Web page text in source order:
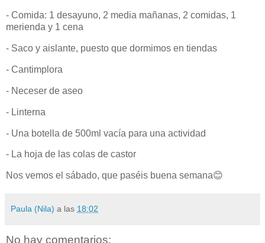
- Comida: 1 desayuno, 2 media mañanas, 2 comidas, 1
merienda y 1 cena
- Saco y aislante, puesto que dormimos en tiendas
- Cantimplora
- Neceser de aseo
- Linterna
- Una botella de 500ml vacía para una actividad
- La hoja de las colas de castor
Nos vemos el sábado, que paséis buena semana😊
Paula (Nila) a las 18:02
No hay comentarios: